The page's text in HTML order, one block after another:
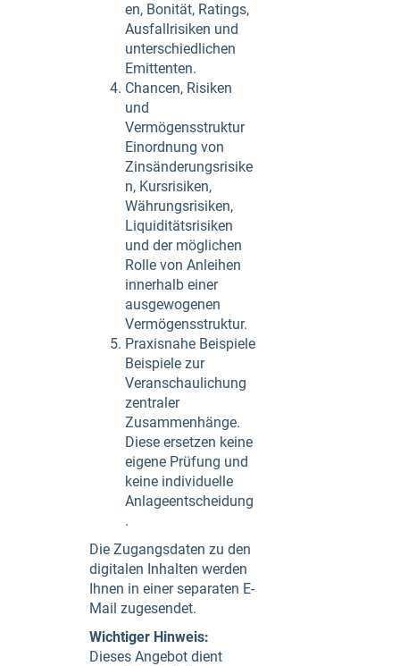
en, Bonität, Ratings,
Ausfallrisiken und
unterschiedlichen
Emittenten.
Chancen, Risiken
und
Vermögensstruktur
Einordnung von
Zinsänderungsrisike
n, Kursrisiken,
Währungsrisiken,
Liquiditätsrisiken
und der möglichen
Rolle von Anleihen
innerhalb einer
ausgewogenen
Vermögensstruktur.
Praxisnahe Beispiele
Beispiele zur
Veranschaulichung
zentraler
Zusammenhänge.
Diese ersetzen keine
eigene Prüfung und
keine individuelle
Anlageentscheidung
.
Die Zugangsdaten zu den
digitalen Inhalten werden
Ihnen in einer separaten E-
Mail zugesendet.
Wichtiger Hinweis:
Dieses Angebot dient